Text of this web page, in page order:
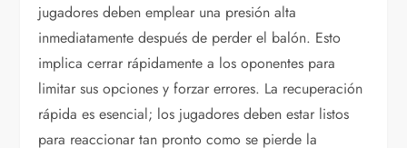
jugadores deben emplear una presión alta
inmediatamente después de perder el balón. Esto
implica cerrar rápidamente a los oponentes para
limitar sus opciones y forzar errores. La recuperación
rápida es esencial; los jugadores deben estar listos
para reaccionar tan pronto como se pierde la